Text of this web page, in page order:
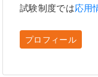
試験制度では応用
プロフィール